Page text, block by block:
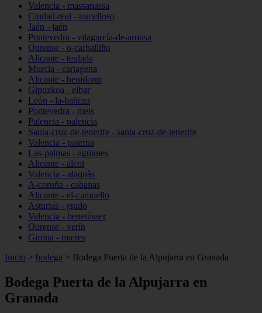
Valencia - massanassa
Ciudad-real - tomelloso
Jaén - jaén
Pontevedra - vilagarcía-de-arousa
Ourense - o-carballiño
Alicante - teulada
Murcia - cartagena
Alicante - benidorm
Gipuzkoa - eibar
León - la-bañeza
Pontevedra - meis
Palencia - palencia
Santa-cruz-de-tenerife - santa-cruz-de-tenerife
Valencia - paterna
Las-palmas - agüimes
Alicante - alcoi
Valencia - alaquàs
A-coruña - cabanas
Alicante - el-campello
Asturias - grado
Valencia - benetússer
Ourense - verín
Girona - mieres
Inicio > bodega > Bodega Puerta de la Alpujarra en Granada
Bodega Puerta de la Alpujarra en
Granada